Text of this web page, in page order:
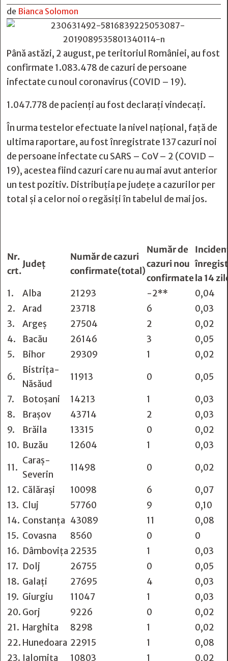
de Bianca Solomon
Până astăzi, 2 august, pe teritoriul României, au fost
confirmate 1.083.478 de cazuri de persoane
infectate cu noul coronavirus (COVID – 19).
1.047.778 de pacienți au fost declarați vindecați.
În urma testelor efectuate la nivel național, față de
ultima raportare, au fost înregistrate 137 cazuri noi
de persoane infectate cu SARS – CoV – 2 (COVID –
19), acestea fiind cazuri care nu au mai avut anterior
un test pozitiv. Distribuția pe județe a cazurilor per
total și a celor noi o regăsiți în tabelul de mai jos.
Nr.
crt.
Județ
Număr de cazuri
confirmate(total)
Număr de
cazuri nou
confirmatela 14
1.
Alba 21293 -2**
0,04
2.
Arad 23718 6
0,03
3.
Argeș 27504 2
0,02
4.
Bacău 26146 3
0,05
5.
Bihor 29309 1
0,02
6.
Bistrița-
Năsăud
11913 0
0,05
7.
Botoșani 14213 1
0,03
8.
Brașov 43714 2
0,03
9.
Brăila 13315 0
0,02
10. Buzău 12604 1
0,03
11.
Caraș-
Severin
11498 0
0,02
12. Călărași 10098 6
0,07
13. Cluj 57760 9
0,10
14. Constanța 43089 11
0,08
15. Covasna 8560 0
0
16. Dâmbovița 22535 1
0,03
17. Dolj 26755 0
0,05
18. Galați 27695 4
0,03
19. Giurgiu 11047 1
0,03
20. Gorj 9226 0
0,02
21. Harghita 8298 1
0,02
22. Hunedoara 22915 1
0,08
23. Ialomița 10803 1
0,02